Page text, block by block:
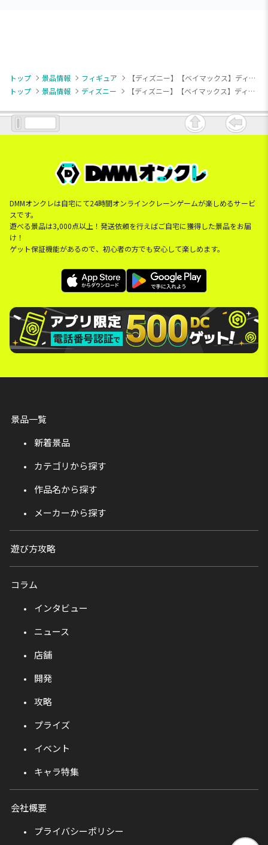
トップ 景品情報 フィギュア
【ディズニー】【ベイマックス】ディズニーキャラクター おおきなSOFVIMATES～ベイマックス スペシャルコスチューム～水泳ver.
トップ
景品情報 ディズニー 【ディズニー】【ベイマックス】ディズニーキャラクター おおきなSOFVIMATES～ベイマックス スペシャルコスチューム～水泳ver.
DMMオンクレは自宅にて24時間オンラインクレーンゲームが楽しめるサービ
スです。
遊べる景品は3,000点以上！発送依頼を行えばご自宅に獲得した景品をお届
け！
ゲット保証機能があるので、初心者の方でも安心して楽しめます。
景品一覧
新着景品
カテゴリから探す
作品名から探す
メーカーから探す
遊び方攻略
コラム
インタビュー
ニュース
店舗
開発
攻略
プライズ
イベント
キャラ特集
会社概要
プライバシーポリシー